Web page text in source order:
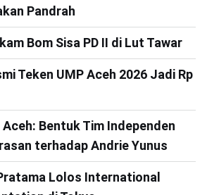
Pandrah
Bom Sisa PD II di Lut Tawar
Teken UMP Aceh 2026 Jadi Rp
Aceh: Bentuk Tim Independen
terhadap Andrie Yunus
Lolos International